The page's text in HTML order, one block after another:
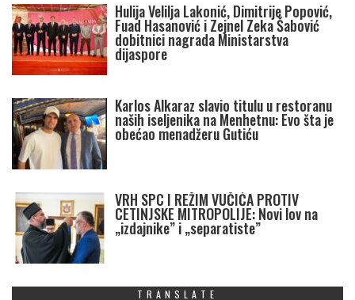
Hulija Velilja Lakonić, Dimitrije Popović,
Fuad Hasanović i Zejnel Zeka Šabović
dobitnici nagrada Ministarstva
dijaspore
Karlos Alkaraz slavio titulu u restoranu
naših iseljenika na Menhetnu: Evo šta je
obećao menadžeru Gutiću
VRH SPC I REŽIM VUČIĆA PROTIV
CETINJSKE MITROPOLIJE: Novi lov na
„izdajnike” i „separatiste”
TRANSLATE